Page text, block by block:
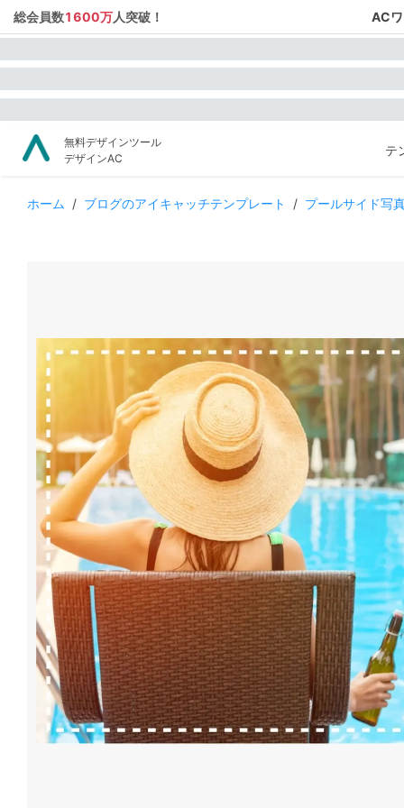
総会員数1600万人突破！ AC
無料デザインツール
デザインAC
テ
ホーム / ブログのアイキャッチテンプレート / プールサイド写